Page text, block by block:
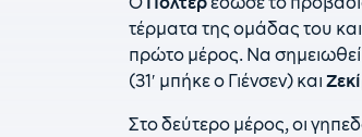
τέρματα της ομάδας του
πρώτο μέρος. Να
(31′ μπήκε ο Γιένσεν) και
Στο δεύτερο μέρος, οι